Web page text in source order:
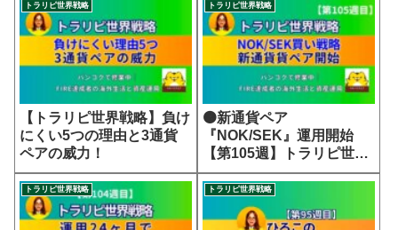
トラリピ世界戦略
【トラリピ世界戦略】負け
にくい5つの理由と3通貨
ペアの威力！
トラリピ世界戦略
🟠新通貨ペア
『NOK/SEK』運用開始
【第105週】トラリピ世界
戦略
トラリピ世界戦略 トラリピ世界戦略